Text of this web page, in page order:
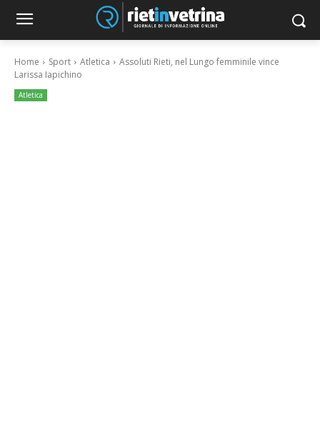
Home Sport Atletica
Assoluti Rieti, nel Lungo femminile vince
Larissa Iapichino
Atletica